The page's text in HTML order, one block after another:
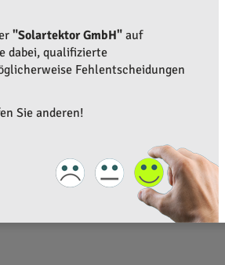
"Solartektor GmbH" auf
dabei, qualifizierte
Fehlentscheidungen
Sie anderen!